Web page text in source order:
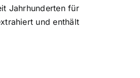
Jahrhunderten für
und enthält